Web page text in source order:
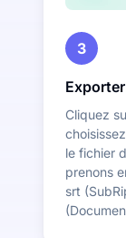
3
Cliquez
le fichier
prenons
srt